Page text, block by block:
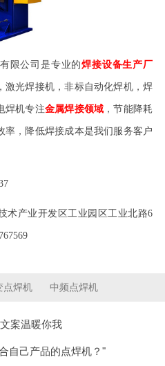
限公司是专业的焊接设备生产厂
激光焊接机，非标自动化焊机，焊
焊机专注金属焊接领域 ，节能降耗
率，降低焊接成本是我们服务客户
术产业开发区工业园区工业北路6
点焊机 中频点焊机
案温暖你我
自己产品的点焊机？"